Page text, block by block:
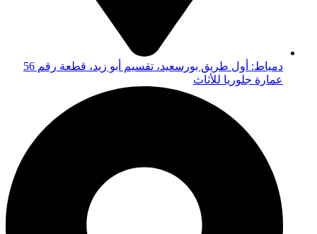
دمياط: أول طريق بورسعيد، تقسيم أبو زيد، قطعة رقم 56
عمارة جلوريا للأثاث